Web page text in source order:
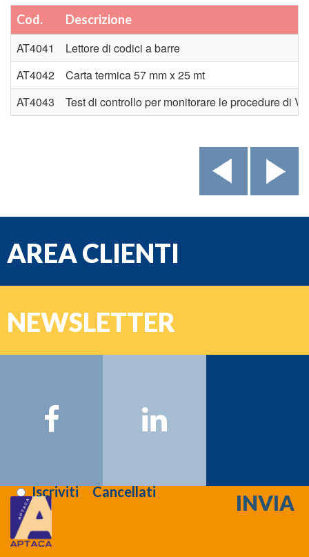
Cod. Descrizione
AT4041
Lettore di codici a barre
AT4042
Carta termica 57 mm x 25 mt
AT4043
Test di controllo per monitorare le procedure di
AREA CLIENTI
NEWSLETTER
Email:
IscrivitiCancellati